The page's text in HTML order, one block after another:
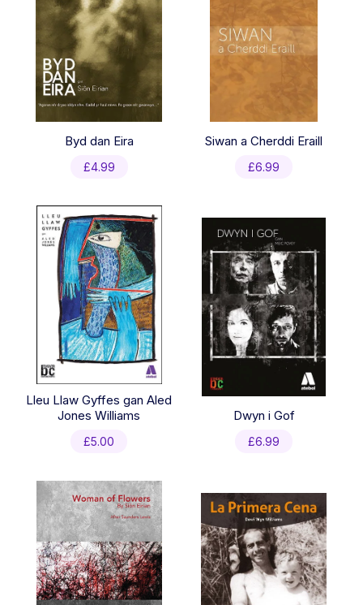
Byd dan Eira
£4.99
Siwan a Cherddi Eraill
£6.99
Lleu Llaw Gyffes gan Aled
Jones Williams
£5.00
Dwyn i Gof
£6.99